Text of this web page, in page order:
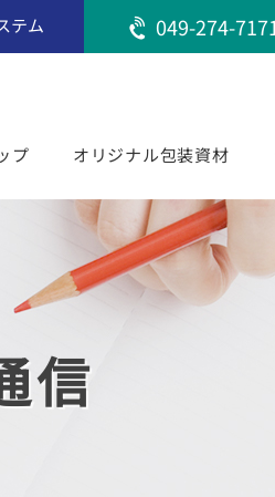
テム 049-274-
プ オリジナル包装資材
信